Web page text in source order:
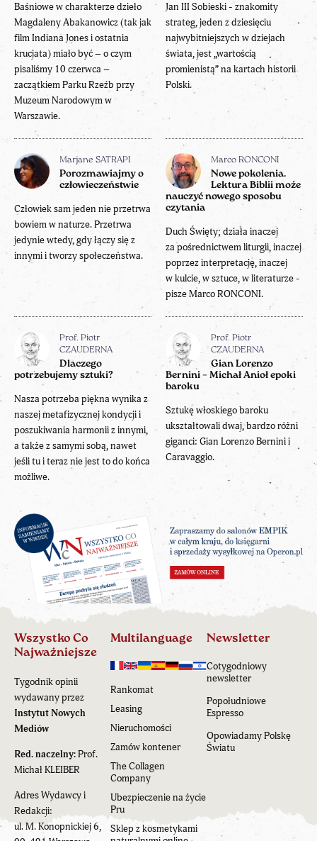
Baśniowe w charakterze dzieło
Magdaleny Abakanowicz (tak jak
film Indiana Jones i ostatnia
krucjata) miało być – o czym
pisaliśmy 10 czerwca –
zaczątkiem Parku Rzeźb przy
Muzeum Narodowym w
Warszawie.
Jan III Sobieski - znakomity
strateg, jeden z dziesięciu
najwybitniejszych w dziejach
świata, jest „wartością
promienistą” na kartach historii
Polski.
Marjane SATRAPI
Porozmawiajmy o
człowieczeństwie
Człowiek sam jeden nie przetrwa
bowiem w naturze. Przetrwa
jedynie wtedy, gdy łączy się z
innymi i tworzy społeczeństwa.
Marco RONCONI
Nowe pokolenia.
Lektura Biblii może
nauczyć nowego sposobu
czytania
Duch Święty; działa inaczej
za pośrednictwem liturgii, inaczej
poprzez interpretację, inaczej
w kulcie, w sztuce, w literaturze -
pisze Marco RONCONI.
Prof. Piotr
CZAUDERNA
Dlaczego
potrzebujemy sztuki?
Nasza potrzeba piękna wynika z
naszej metafizycznej kondycji i
poszukiwania harmonii z innymi,
a także z samymi sobą, nawet
jeśli tu i teraz nie jest to do końca
możliwe.
Prof. Piotr
CZAUDERNA
Gian Lorenzo
Bernini – Michał Anioł epoki
baroku
Sztukę włoskiego baroku
ukształtowali dwaj, bardzo różni
giganci: Gian Lorenzo Bernini i
Caravaggio.
Wszystko Co
Najważniejsze
Tygodnik opinii
wydawany przez
Instytut Nowych
Mediów
Red. naczelny:Prof.
Michał KLEIBER
Adres Wydawcy i
Redakcji:
ul. M. Konopnickiej 6,
Multilanguage
Rankomat
Leasing
Nieruchomości
Zamów kontener
The Collagen
Company
Ubezpieczenie na życie
Pru
Sklep z kosmetykami
Newsletter
Cotygodniowy
newsletter
Popołudniowe
Espresso
Opowiadamy Polskę
Światu